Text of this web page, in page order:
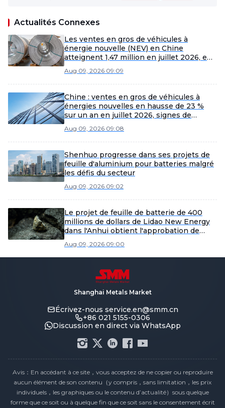
Actualités Connexes
Les ventes en gros de véhicules à
énergie nouvelle (NEV) en Chine
atteignent 1,47 million en juillet 2026, en
contexte de défis du marché.
Aug 09, 2026 09:09
Chine : ventes en gros de véhicules à
énergies nouvelles en hausse de 23 %
sur un an en juillet 2026, signes de
Aug 09, 2026 09:08
Shenhuo progresse dans ses projets de
feuille d'aluminium pour batteries malgré
les défis du secteur
Aug 09, 2026 09:02
Le projet de feuille de batterie de 400
millions de dollars de Lidao New Energy
dans l'Anhui obtient l'approbation de
000 tonnes métriques.
Aug 09, 2026 09:00
Shanghai Metals Market
Écrivez-nous service.en@smm.cn
+86 021 5155-0306
Discussion en direct via WhatsApp
Avis：En accédant à ce site，vous acceptez de ne copier ou reproduire
aucun élément de son contenu（y compris，sans limitation，les prix
individuels，les graphiques ou le contenu d’actualité）sous quelque
forme que ce soit ou à quelque fin que ce soit sans le consentement écrit